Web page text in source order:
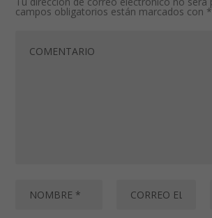
campos obligatorios están marcados con *